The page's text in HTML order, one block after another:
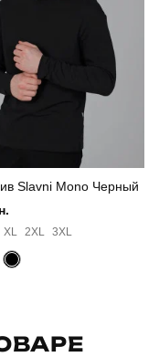
бавовна, 20% віскоза
Slavni Mono Черный
XL 2XL 3XL